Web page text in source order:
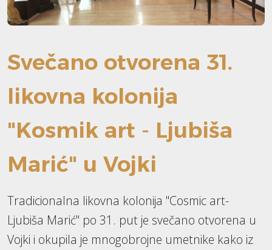
Svečano otvorena 31.
likovna kolonija
"Kosmik art - Ljubiša
Marić" u Vojki
Tradicionalna likovna kolonija "Cosmic art-
Ljubiša Marić" po 31. put je svečano otvorena u
Vojki i okupila je mnogobrojne umetnike kako iz